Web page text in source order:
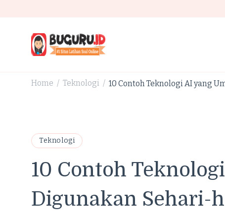
Home / Teknologi / 10 Contoh Teknologi AI yang
Teknologi
10 Contoh
Digunakan Sehari-